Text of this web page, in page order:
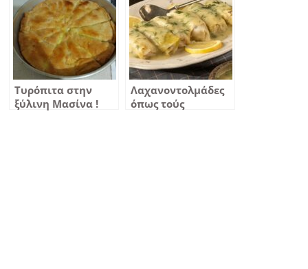
Τυρόπιτα στην
ξύλινη Μασίνα !
Λαχανοντολμάδες
όπως τούς